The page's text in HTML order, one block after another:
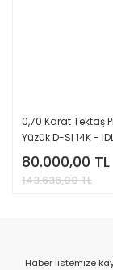
0,70 Karat Tektaş
Yüzük D-SI 14K -
80.000,00 TL
143.636,00 TL
Haber listemize